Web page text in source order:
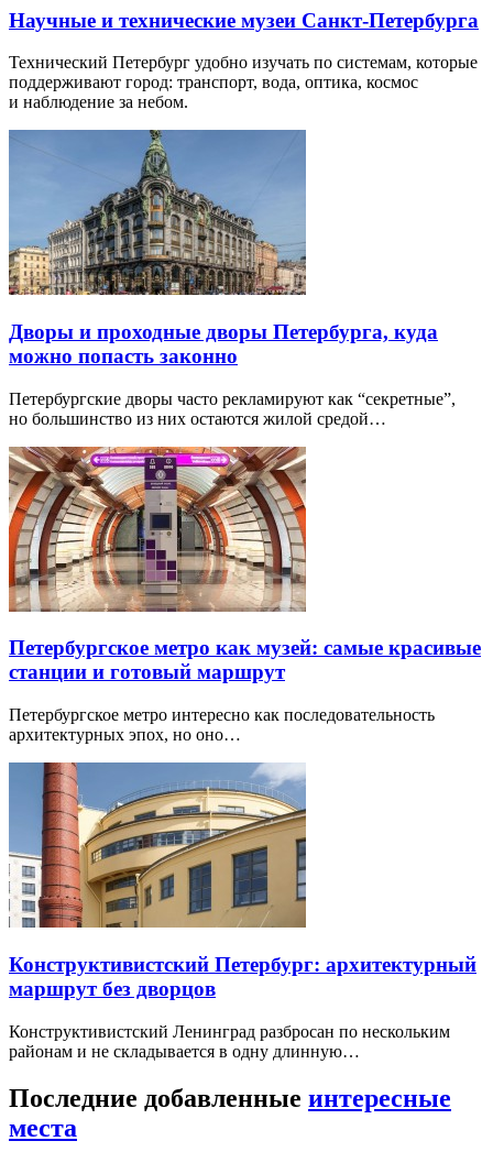
Научные и технические музеи Санкт-Петербурга
Технический Петербург удобно изучать по системам, которые
поддерживают город: транспорт, вода, оптика, космос
и наблюдение за небом.
Дворы и проходные дворы Петербурга, куда
можно попасть законно
Петербургские дворы часто рекламируют как “секретные”,
но большинство из них остаются жилой средой…
Петербургское метро как музей: самые красивые
станции и готовый маршрут
Петербургское метро интересно как последовательность
архитектурных эпох, но оно…
Конструктивистский Петербург: архитектурный
маршрут без дворцов
Конструктивистский Ленинград разбросан по нескольким
районам и не складывается в одну длинную…
Последние добавленные интересные
места